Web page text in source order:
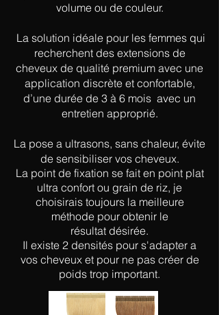
volume ou de couleur.
La solution idéale pour les femmes qui
recherchent des extensions de
cheveux de qualité premium avec une
application discrète et confortable,
d’une durée de 3 à 6 mois avec un
entretien approprié.
La pose a ultrasons, sans chaleur, évite
de sensibiliser vos cheveux.
La point de fixation se fait en point plat
ultra confort ou grain de riz, je
choisirais toujours la meilleure
méthode pour obtenir le
résultat désirée.
Il existe 2 densités pour s'adapter a
vos cheveux et pour ne pas créer de
poids trop important.